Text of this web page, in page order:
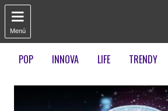

Menú
POP INNOVA LIFE TRENDY